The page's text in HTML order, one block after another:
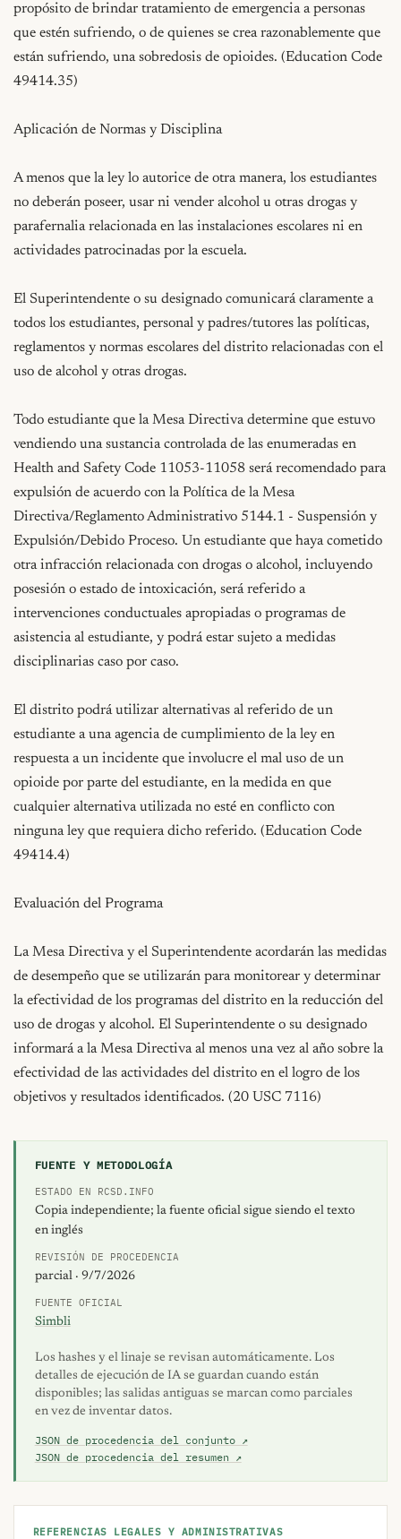
propósito de brindar tratamiento de emergencia a personas
que estén sufriendo, o de quienes se crea razonablemente que
están sufriendo, una sobredosis de opioides. (Education Code
49414.35)
Aplicación de Normas y Disciplina
A menos que la ley lo autorice de otra manera, los estudiantes
no deberán poseer, usar ni vender alcohol u otras drogas y
parafernalia relacionada en las instalaciones escolares ni en
actividades patrocinadas por la escuela.
El Superintendente o su designado comunicará claramente a
todos los estudiantes, personal y padres/tutores las políticas,
reglamentos y normas escolares del distrito relacionadas con el
uso de alcohol y otras drogas.
Todo estudiante que la Mesa Directiva determine que estuvo
vendiendo una sustancia controlada de las enumeradas en
Health and Safety Code 11053-11058 será recomendado para
expulsión de acuerdo con la Política de la Mesa
Directiva/Reglamento Administrativo 5144.1 - Suspensión y
Expulsión/Debido Proceso. Un estudiante que haya cometido
otra infracción relacionada con drogas o alcohol, incluyendo
posesión o estado de intoxicación, será referido a
intervenciones conductuales apropiadas o programas de
asistencia al estudiante, y podrá estar sujeto a medidas
disciplinarias caso por caso.
El distrito podrá utilizar alternativas al referido de un
estudiante a una agencia de cumplimiento de la ley en
respuesta a un incidente que involucre el mal uso de un
opioide por parte del estudiante, en la medida en que
cualquier alternativa utilizada no esté en conflicto con
ninguna ley que requiera dicho referido. (Education Code
49414.4)
Evaluación del Programa
La Mesa Directiva y el Superintendente acordarán las medidas
de desempeño que se utilizarán para monitorear y determinar
la efectividad de los programas del distrito en la reducción del
uso de drogas y alcohol. El Superintendente o su designado
informará a la Mesa Directiva al menos una vez al año sobre la
efectividad de las actividades del distrito en el logro de los
objetivos y resultados identificados. (20 USC 7116)
FUENTE Y METODOLOGÍA
ESTADO EN RCSD.INFO
Copia independiente; la fuente oficial sigue siendo el texto
en inglés
REVISIÓN DE PROCEDENCIA
parcial · 9/7/2026
FUENTE OFICIAL
Simbli
Los hashes y el linaje se revisan automáticamente. Los
detalles de ejecución de IA se guardan cuando están
disponibles; las salidas antiguas se marcan como parciales
en vez de inventar datos.
JSON de procedencia del conjunto ↗
JSON de procedencia del resumen ↗
REFERENCIAS LEGALES Y ADMINISTRATIVAS